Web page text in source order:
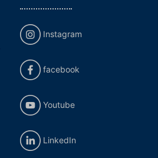
Instagram
facebook
Youtube
LinkedIn